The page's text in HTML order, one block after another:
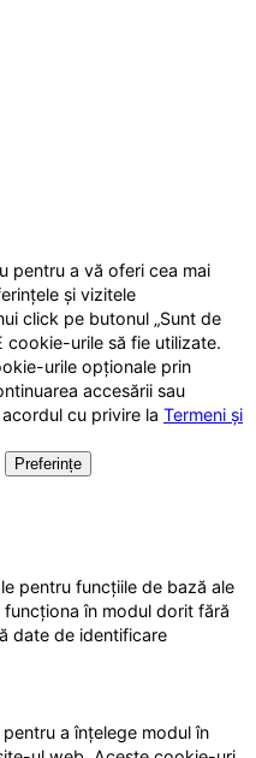
pentru a vă oferi cea mai
și vizitele
click pe butonul „Sunt de
cookie-urile să fie utilizate.
urile opționale prin
accesării sau
cu privire la Termeni și
Preferințe
pentru funcțiile de bază ale
în modul dorit fără
date de identificare
a înțelege modul în